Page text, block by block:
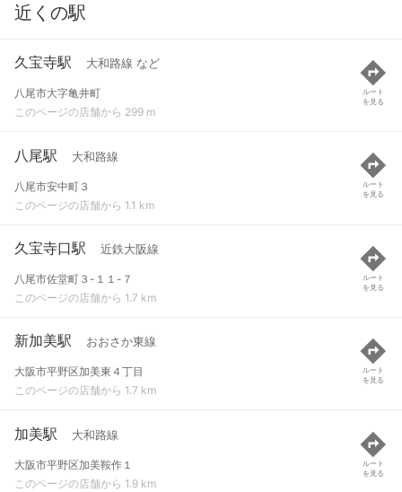
近くの駅
久宝寺駅 大和路線 など
八尾市大字亀井町
このページの店舗から 299 m
ルート
を見る
八尾駅 大和路線
八尾市安中町３
このページの店舗から 1.1 km
ルート
を見る
久宝寺口駅 近鉄大阪線
八尾市佐堂町３-１１-７
このページの店舗から 1.7 km
ルート
を見る
新加美駅 おおさか東線
大阪市平野区加美東４丁目
このページの店舗から 1.7 km
ルート
を見る
加美駅 大和路線
大阪市平野区加美鞍作１
このページの店舗から 1.9 km
ルート
を見る